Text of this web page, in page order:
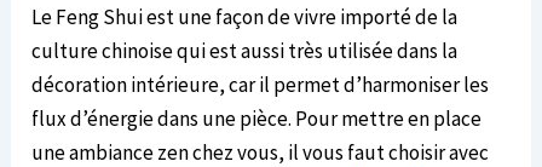
Le Feng Shui est une façon de vivre importé de la
culture chinoise qui est aussi très utilisée dans la
décoration intérieure, car il permet d’harmoniser les
flux d’énergie dans une pièce. Pour mettre en place
une ambiance zen chez vous, il vous faut choisir avec